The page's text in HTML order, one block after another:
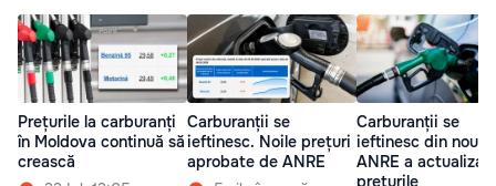
Prețurile la carburanți
în Moldova continuă să
crească
Carburanții se
ieftinesc. Noile prețuri
aprobate de ANRE
Carburanții se
ieftinesc din nou:
ANRE a actualizat